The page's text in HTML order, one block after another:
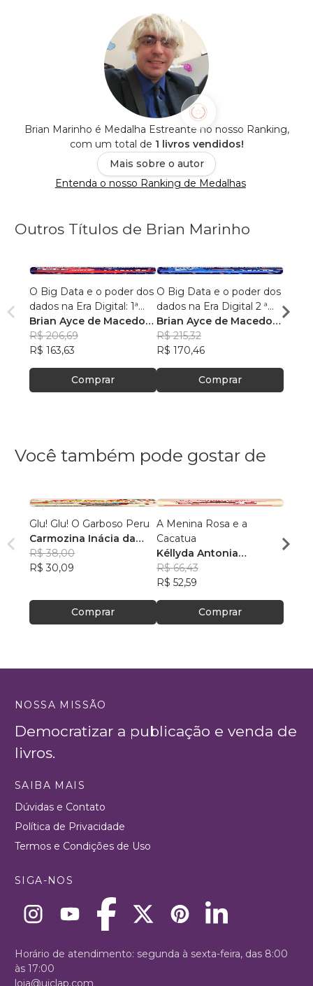
Brian Marinho é Medalha Estreante no nosso Ranking,
com um total de 1 livros vendidos!
Mais sobre o autor
Entenda o nosso Ranking de Medalhas
Outros Títulos de Brian Marinho
O Big Data e o poder dos
dados na Era Digital: 1ª
Edição.
Brian Ayce de Macedo
Marinho
R$ 206,69
R$ 163,63
Comprar
O Big Data e o poder dos
dados na Era Digital 2 ª
Edição:
Brian Ayce de Macedo
Marinho
R$ 215,32
R$ 170,46
Comprar
Você também pode gostar de
Glu! Glu! O Garboso Peru
Carmozina Inácia da
Silva Rodrigues
R$ 38,00
R$ 30,09
Comprar
A Menina Rosa e a
Cacatua
Kéllyda Antonia
Casemiro
R$ 66,43
R$ 52,59
Comprar
R$
NOSSA MISSÃO
Democratizar a publicação e venda de
livros.
SAIBA MAIS
Dúvidas e Contato
Política de Privacidade
Termos e Condições de Uso
SIGA-NOS
Horário de atendimento: segunda à sexta-feira, das 8:00
às 17:00
loja@uiclap.com